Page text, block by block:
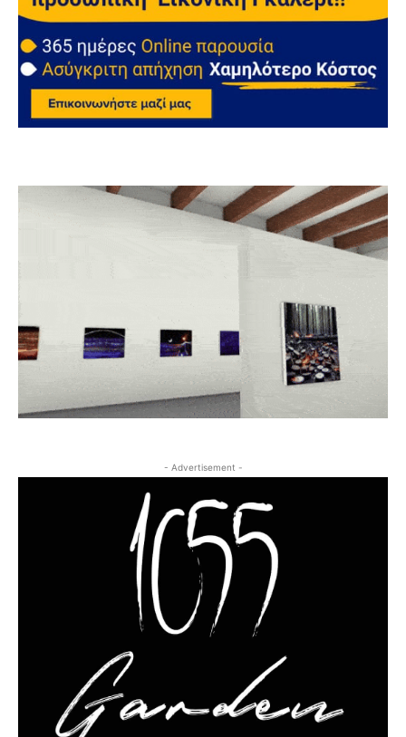
- Advertisement -